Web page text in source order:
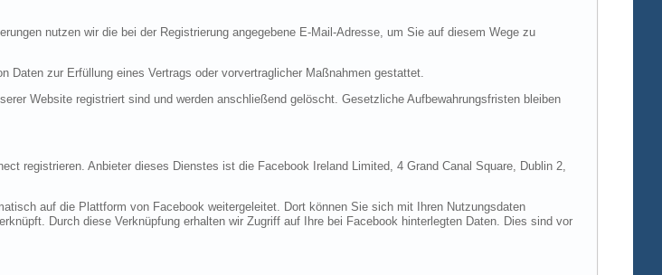
nutzen wir die bei der Registrierung angegebene E-Mail-Adresse, um Sie auf diesem Wege zu
Daten zur Erfüllung eines Vertrags oder vorvertraglicher Maßnahmen gestattet.
Website registriert sind und werden anschließend gelöscht. Gesetzliche Aufbewahrungsfristen bleiben
registrieren. Anbieter dieses Dienstes ist die Facebook Ireland Limited, 4 Grand Canal Square, Dublin 2,
auf die Plattform von Facebook weitergeleitet. Dort können Sie sich mit Ihren Nutzungsdaten
Durch diese Verknüpfung erhalten wir Zugriff auf Ihre bei Facebook hinterlegten Daten. Dies sind vor